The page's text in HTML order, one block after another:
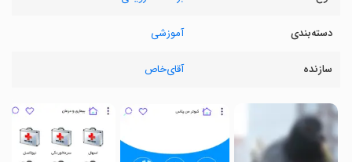
دسته‌بندی آموزشی
سازنده آقای‌خاص